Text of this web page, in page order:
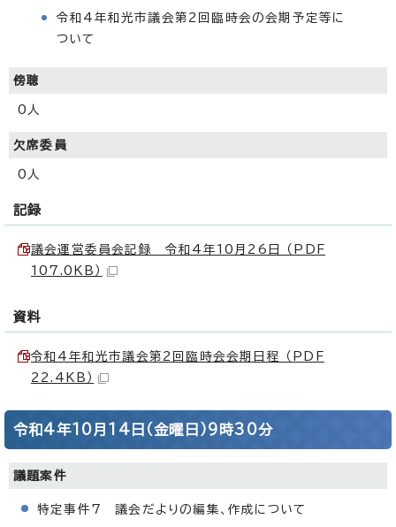
令和4年和光市議会第2回臨時会の会期予定等に
ついて
傍聴
0人
欠席委員
0人
記録
議会運営委員会記録 令和4年10月26日 （PDF
107.0KB）
資料
令和4年和光市議会第2回臨時会会期日程 （PDF
22.4KB）
令和4年10月14日（金曜日）9時30分
議題案件
特定事件7 議会だよりの編集、作成について